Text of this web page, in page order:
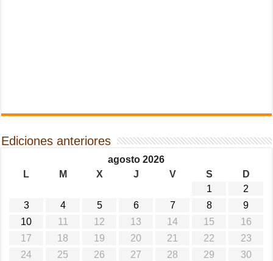
Ediciones anteriores
agosto 2026
L
M X J V S
D
1
2
3
4 5 6 7 8
9
10
11 12 13 14 15
16
17
18 19 20 21 22
23
24
25 26 27 28 29
30